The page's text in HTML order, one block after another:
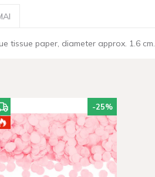
tissue paper, diameter approx. 1.6 cm.
-25%